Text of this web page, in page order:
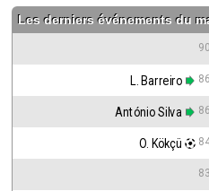
Les derniers événements du
L. Barreiro
António Silva
O. Kökçü